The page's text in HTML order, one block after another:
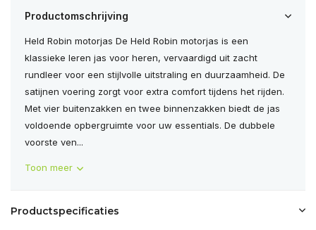
Productomschrijving
Held Robin motorjas De Held Robin motorjas is een
klassieke leren jas voor heren, vervaardigd uit zacht
rundleer voor een stijlvolle uitstraling en duurzaamheid. De
satijnen voering zorgt voor extra comfort tijdens het rijden.
Met vier buitenzakken en twee binnenzakken biedt de jas
voldoende opbergruimte voor uw essentials. De dubbele
voorste ven...
Toon meer
Productspecificaties